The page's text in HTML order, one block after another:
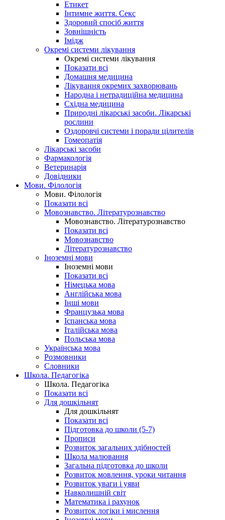
Етикет
Інтимне життя. Секс
Здоровий спосіб життя
Зовнішність
Імідж
Окремі системи лікування
Окремі системи лікування
Показати всі
Домашня медицина
Лікування окремих захворювань
Народна і нетрадиційна медицина
Східна медицина
Природні лікарські засоби. Лікарські
рослини
Оздоровчі системи і поради цілителів
Гомеопатія
Лікарські засоби
Фармакологія
Ветеринарія
Довідники
Мови. Філологія
Мови. Філологія
Показати всі
Мовознавство. Літературознавство
Мовознавство. Літературознавство
Показати всі
Мовознавство
Літературознавство
Іноземні мови
Іноземні мови
Показати всі
Німецька мова
Англійська мова
Інші мови
Французька мова
Іспанська мова
Італійська мова
Польська мова
Українська мова
Розмовники
Словники
Школа. Педагогіка
Школа. Педагогіка
Показати всі
Для дошкільнят
Для дошкільнят
Показати всі
Підготовка до школи (5-7)
Прописи
Розвиток загальних здібностей
Школа малювання
Загальна підготовка до школи
Розвиток мовлення, уроки читання
Розвиток уваги і уяви
Навколишній світ
Математика і рахунок
Розвиток логіки і мислення